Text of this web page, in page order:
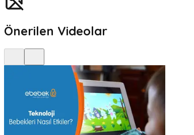
Önerilen Videolar